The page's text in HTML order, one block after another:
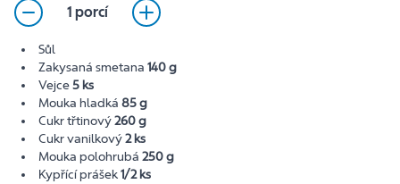
1 porcí
Sůl
Zakysaná smetana 140 g
Vejce5 ks
Mouka hladká 85 g
Cukr třtinový260 g
Cukr vanilkový2 ks
Mouka polohrubá 250 g
Kypřící prášek1/2 ks